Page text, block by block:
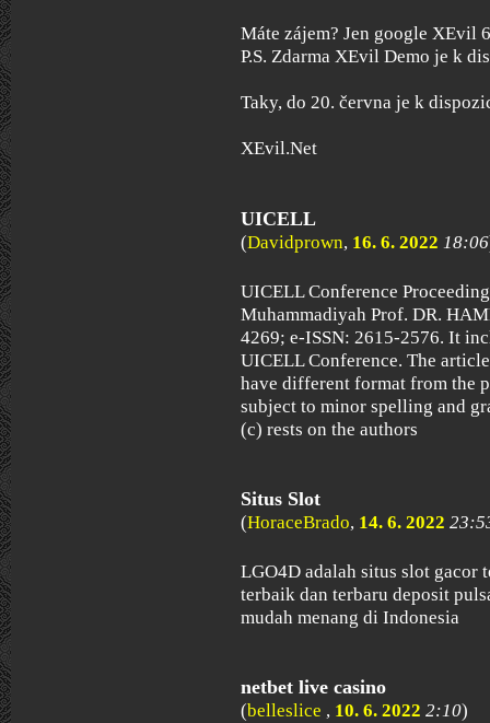
Máte zájem? Jen google XEvil
P.S. Zdarma XEvil Demo je k
Taky, do 20. června je k
XEvil.Net
UICELL
(Davidprown, 16. 6. 2022 18:06
UICELL Conference
Muhammadiyah Prof. DR.
4269; e-ISSN: 2615-2576. It
UICELL Conference. The
have different format from the
subject to minor spelling and
(c) rests on the authors
Situs Slot
(HoraceBrado, 14. 6. 2022
LGO4D adalah situs slot gacor
terbaik dan terbaru deposit
mudah menang di Indonesia
netbet live casino
(belleslice , 10. 6. 2022 2:10)